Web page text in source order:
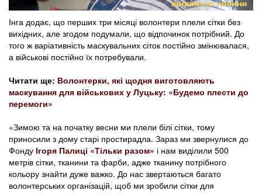
Інга додає, що перших три місяці волонтери плели сітки без
вихідних, але згодом подумали, що відпочинок потрібний. До
того ж варіативність маскувальних сіток постійно змінювалася,
а військові постійно їх потребували.
Читати ще: Волонтерки, які щодня виготовляють
маскування для військових у Луцьку: «Будемо плести до
перемоги»
«Зимою та на початку весни ми плели білі сітки, тому
приносили з дому старі простирадла. Зараз ми звернулися до
Фонду Ігоря Палиці «Тільки разом» і нам виділили 500
метрів сітки, тканини та фарби, адже тканину потрібного
кольору знайти дуже важко. До нас звертаються багато
волонтерських організацій, щоб ми зробили сітки для